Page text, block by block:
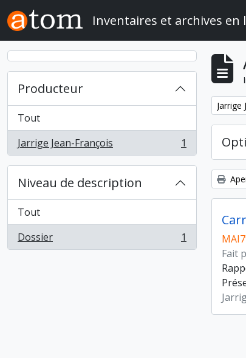
Skip to main content
Inventaires et archives en
Producteur
Tout
Jarrige Jean-François
, 1 résultats 1
Niveau de description
Tout
Dossier
, 1 résultats 1
Jarrige
Fait